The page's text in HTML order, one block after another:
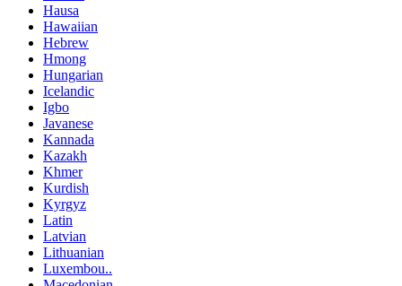
Hausa
Hawaiian
Hebrew
Hmong
Hungarian
Icelandic
Igbo
Javanese
Kannada
Kazakh
Khmer
Kurdish
Kyrgyz
Latin
Latvian
Lithuanian
Luxembou..